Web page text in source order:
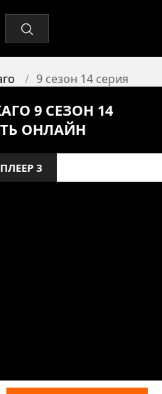
9 сезон 14 серия
9 СЕЗОН 14
ОНЛАЙН
ПЛЕЕР 3